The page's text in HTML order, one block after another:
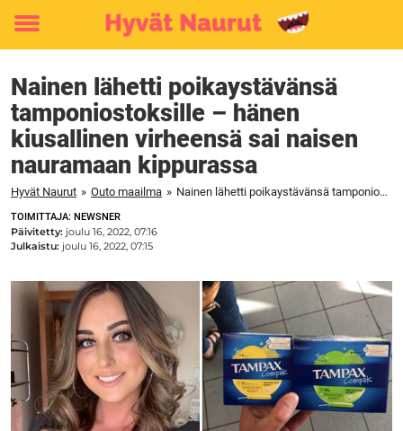
Toggle
Nainen lähetti poikaystävänsä
tamponiostoksille – hänen
kiusallinen virheensä sai naisen
nauramaan kippurassa
Hyvät Naurut » Outo maailma » Nainen lähetti poikaystävänsä tamponiostoksille – hänen kiusallinen virheensä sai naisen nauramaan kippurassa
TOIMITTAJA: NEWSNER
Päivitetty: joulu 16, 2022, 07:16
Julkaistu: joulu 16, 2022, 07:15